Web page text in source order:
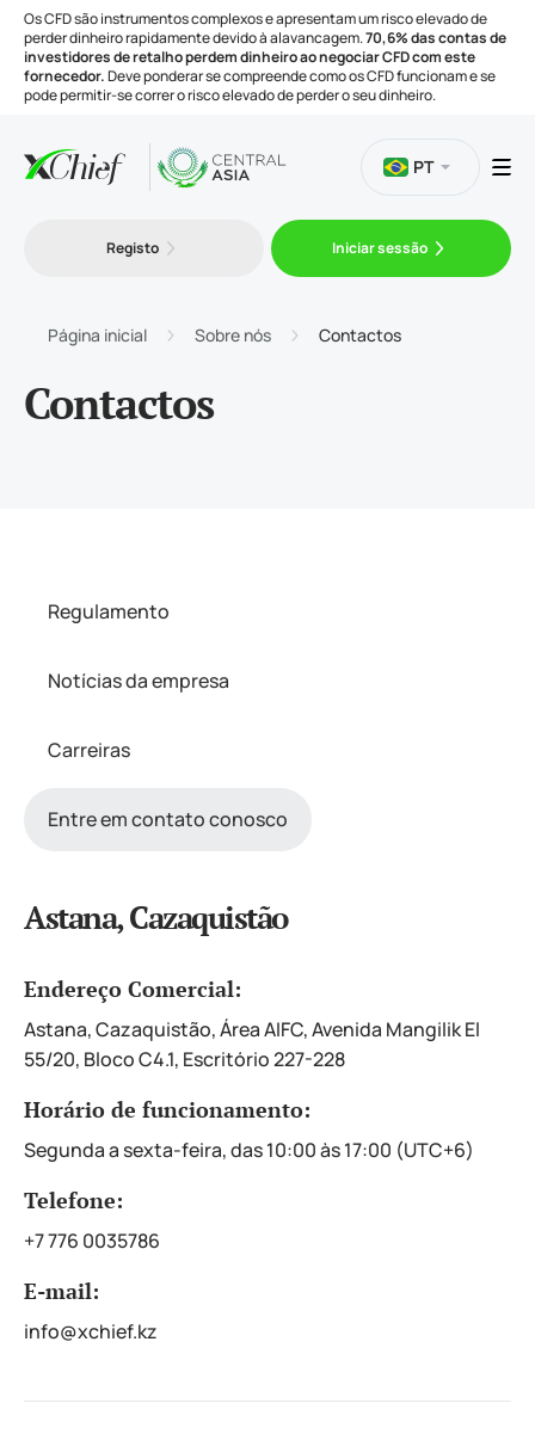
Os CFD são instrumentos complexos e apresentam um risco elevado de
perder dinheiro rapidamente devido à alavancagem.70,6% das contas de
investidores de retalho perdem dinheiro ao negociar CFD com este
fornecedor.Deve ponderar se compreende como os CFD funcionam e se
pode permitir-se correr o risco elevado de perder o seu dinheiro.
Negociação
Ferramentas
PT
Registo Iniciar sessão
Página inicial Sobre nós Contactos
Contactos
Regulamento
Notícias da empresa
Carreiras
Entre em contato conosco
Astana, Cazaquistão
Endereço Comercial:
Astana, Cazaquistão, Área AIFC, Avenida Mangilik El
55/20, Bloco C4.1, Escritório 227-228
Horário de funcionamento:
Segunda a sexta-feira, das 10:00 às 17:00 (UTC+6)
Telefone:
+7 776 0035786
E-mail:
info@xchief.kz